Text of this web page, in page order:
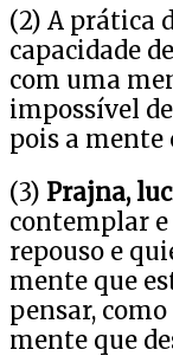
(2) A prática
capacidade
com uma
impossível
pois a
(3) Prajna,
contemplar e
repouso e
mente que
pensar,
mente que